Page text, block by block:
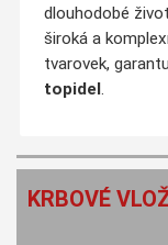
dlouhodobé
široká a
tvarovek,
topidel .
KRBOVÉ